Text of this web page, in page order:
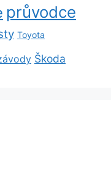
průvodce
Toyota
Škoda